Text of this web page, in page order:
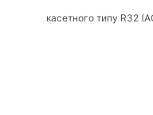
касетного типу R32